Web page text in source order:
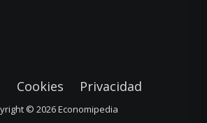
Cookies Privacidad
© 2026Economipedia